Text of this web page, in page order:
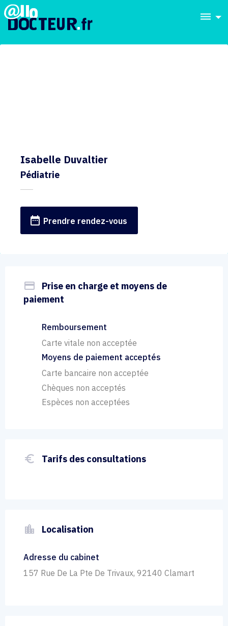
dehaze
Isabelle Duvaltier
Pédiatrie
date_range Prendre rendez-vous
payment
Prise en charge et moyens de
paiement
Remboursement
Carte vitale non acceptée
Moyens de paiement acceptés
Carte bancaire non acceptée
Chèques non acceptés
Espèces non acceptées
euro_symbol Tarifs des consultations
location_city Localisation
Adresse du cabinet
157 Rue De La Pte De Trivaux, 92140 Clamart